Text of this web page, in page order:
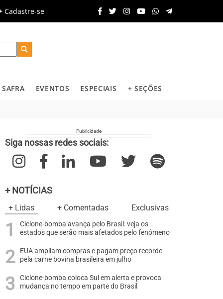
Cadastre-se
SAFRA EVENTOS ESPECIAIS + SEÇÕES
Siga nossas redes sociais:
+ NOTÍCIAS
+ Lidas + Comentadas Exclusivas
Ciclone-bomba avança pelo Brasil: veja os
estados que serão mais afetados pelo fenômeno
EUA ampliam compras e pagam preço recorde
pela carne bovina brasileira em julho
Ciclone-bomba coloca Sul em alerta e provoca
mudança no tempo em parte do Brasil